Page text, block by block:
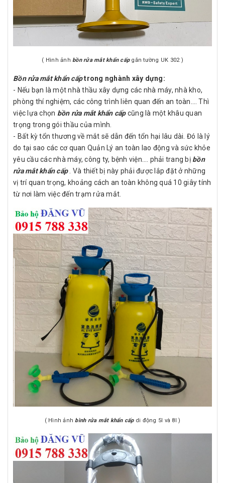
( Hình ảnh bồn rửa mắt khẩn cấpgắn tường UK 302 )
Bồn rửa mắt khẩn cấptrong nghành xây dựng:
- Nếu bạn là một nhà thầu xây dựng các nhà máy, nhà kho,
phòng thí nghiệm, các công trình liên quan đến an toàn…. Thì
việc lựa chọn bồn rửa mắt khẩn cấpcũng là một khâu quan
trọng trong gói thầu của mình.
- Bất kỳ tổn thương về mắt sẽ dẫn đến tổn hại lâu dài. Đó là lý
do tại sao các cơ quan Quản Lý an toàn lao động và sức khỏe
yêu cầu các nhà máy, công ty, bệnh viện…. phải trang bị bồn
rửa mắt khẩn cấp . Và thiết bị này phải được lắp đặt ở những
vị trí quan trọng, khoảng cách an toàn không quá 10 giây tính
từ nơi làm việc đến trạm rửa mắt.
( Hình ảnhbình rửa mắt khẩn cấpdi động 5l và 8l )